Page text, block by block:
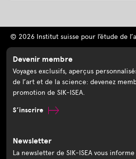
© 2026 Institut suisse pour l’étude de
Devenir membre
Voyages exclusifs, aperçus
de l’art et de la science: devenez
promotion de SIK-ISEA.
S’inscrire
Newsletter
La newsletter de SIK-ISEA vous